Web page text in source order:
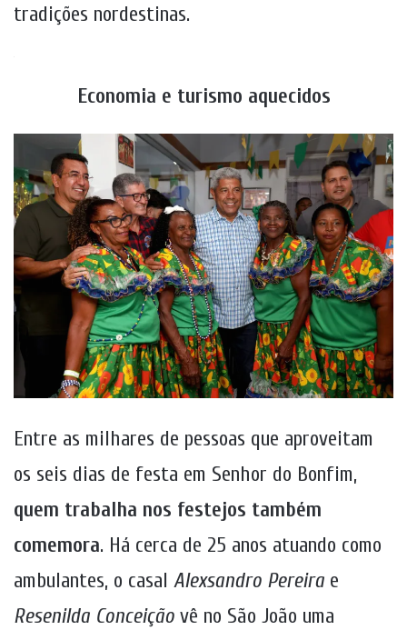
tradições nordestinas.
Economia e turismo aquecidos
Entre as milhares de pessoas que aproveitam
os seis dias de festa em Senhor do Bonfim,
quem trabalha nos festejos também
comemora. Há cerca de 25 anos atuando como
ambulantes, o casal Alexsandro Pereira e
Resenilda Conceição vê no São João uma